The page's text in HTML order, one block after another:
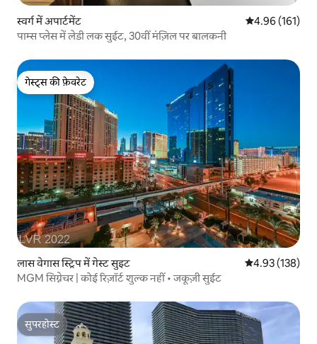
स्वर्ग में अपार्टमेंट औसत रेटिंग 5 में से
4.96 (161)
पाम्स प्लेस में लेडी लक सुईट, 30वीं मंज़िल पर बालकनी
गेस्ट्स की फ़ेवरेट
गेस्ट्स की फ़ेवरेट
लास वेगास स्ट्रिप में गेस्ट सुइट औसत रेटिंग 5 में से
4.93 (138)
MGM सिग्नेचर | कोई रिज़ॉर्ट शुल्क नहीं • जकूज़ी सुईट
सुपरहोस्ट
सुपरहोस्ट